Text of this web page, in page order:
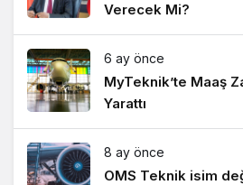
Verecek Mi?
6 ay önce
MyTeknik’te Maaş
Yarattı
8 ay önce
OMS Teknik isim